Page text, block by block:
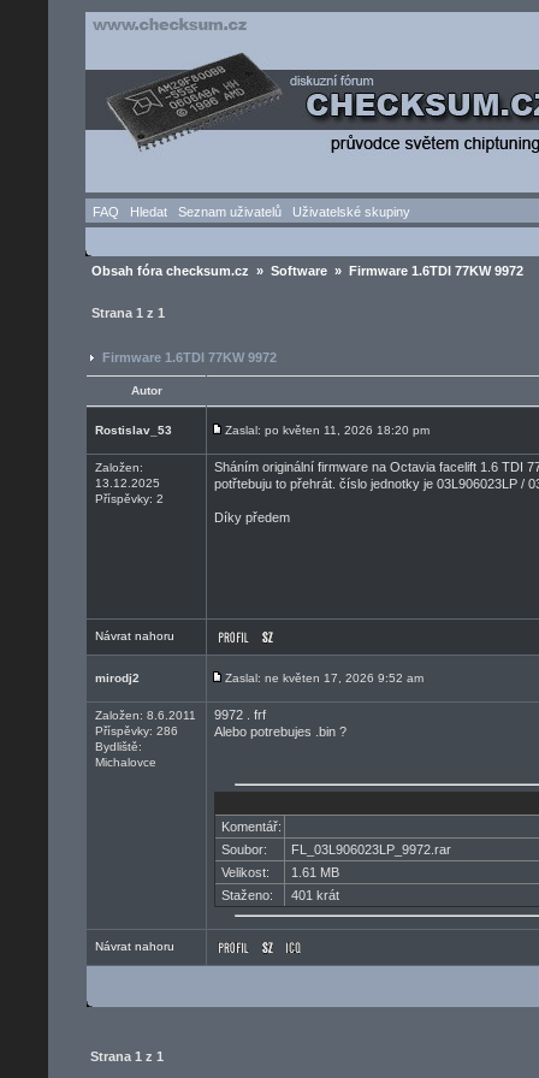
FAQ Hledat Seznam uživatelů Uživatelské skupiny
Obsah fóra checksum.cz » Software » Firmware 1.6TDI 77KW 9972
Strana 1 z 1
Firmware 1.6TDI 77KW 9972
Autor
Rostislav_53 Zaslal: po květen 11, 2026 18:20 pm
Založen:
13.12.2025
Příspěvky: 2
Sháním originální firmware na Octavia facelift 1.6 TDI
potřtebuju to přehrát. číslo jednotky je 03L906023LP /
Díky předem
Návrat nahoru
mirodj2 Zaslal: ne květen 17, 2026 9:52 am
Založen: 8.6.2011
Příspěvky: 286
Bydliště:
Michalovce
9972 . frf
Alebo potrebujes .bin ?
Komentář:
Soubor:
FL_03L906023LP_9972.rar
Velikost:
1.61 MB
Staženo:
401 krát
Návrat nahoru
Strana 1 z 1